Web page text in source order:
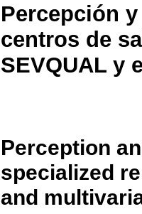
Percepción
centros de
SEVQUAL y
Perception
specialized
and